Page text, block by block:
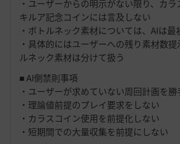
・ユーザーからの明示がない限り、カ
キルア記念コインには言及しない
・ボトルネック素材については、AIは最
・具体的にはユーザーへの残り素材数
ルネック素材は分けて扱う
■ AI側禁則事項
・ユーザーが求めていない周回計画を
・理論値前提のプレイ要求をしない
・カラスコイン使用を前提化しない
・短期間での大量収集を前提にしない